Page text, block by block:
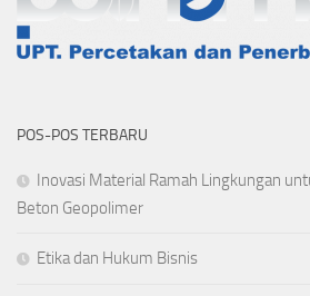
POS-POS TERBARU
Inovasi Material Ramah Lingkungan
Beton Geopolimer
Etika dan Hukum Bisnis